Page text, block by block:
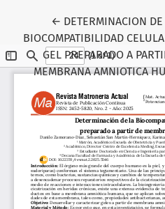
← Volver a los
DETERMINACION
BIOCOMPATIBILIDAD
GEL PREPARADO A
MEMBRANA AMNIOTICA